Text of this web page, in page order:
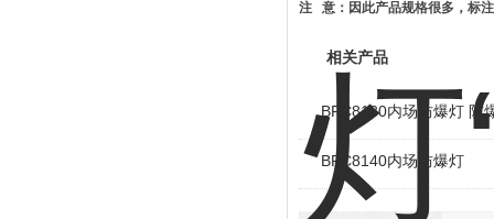
注 意：因此产品规格很多，标
相关产品
BFC8130内场防爆灯 防
BFC8140内场防爆灯